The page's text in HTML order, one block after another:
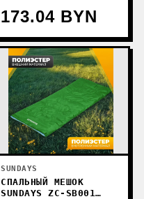
173.04 BYN
SUNDAYS
СПАЛЬНЫЙ МЕШОК
SUNDAYS ZC-SB001